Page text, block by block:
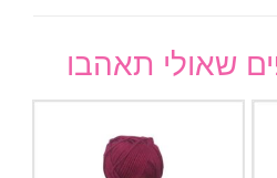
שאולי תאהבו